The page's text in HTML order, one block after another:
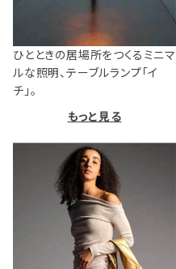
ひとときの居場所をつくるミニマ
ルな照明、テーブルランプ「イ
チ」。
もっと見る